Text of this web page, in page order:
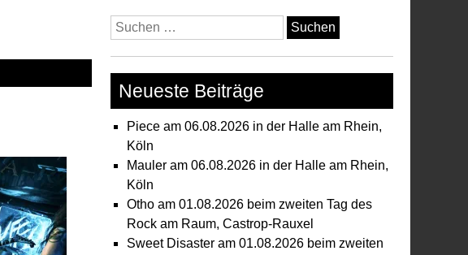
Suchen
nach:
Neueste Beiträge
Piece am 06.08.2026 in der Halle am Rhein,
Köln
Mauler am 06.08.2026 in der Halle am Rhein,
Köln
Otho am 01.08.2026 beim zweiten Tag des
Rock am Raum, Castrop-Rauxel
Sweet Disaster am 01.08.2026 beim zweiten